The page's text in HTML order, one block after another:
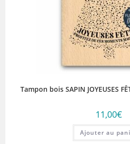
Tampon bois SAPIN JOYEUSES
11,00€
Ajouter au